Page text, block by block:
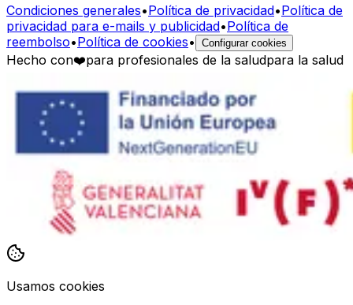
Condiciones generales•Política de privacidad•Política de
privacidad para e-mails y publicidad•Política de
reembolso•Política de cookies• Configurar cookies
Hecho con❤️para profesionales de la saludpara la salud
Usamos cookies